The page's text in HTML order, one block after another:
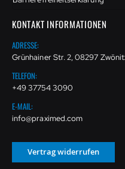
KONTAKT INFORMATIONEN
ADRESSE:
Grünhainer Str. 2, 08297
TELEFON:
+49 37754 3090
E-MAIL:
info@praximed.com
Vertrag widerrufen